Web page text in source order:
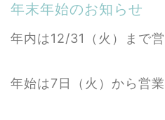
年末年始のお知らせ
年内は12/31（火）まで営
年始は7日（火）から営業